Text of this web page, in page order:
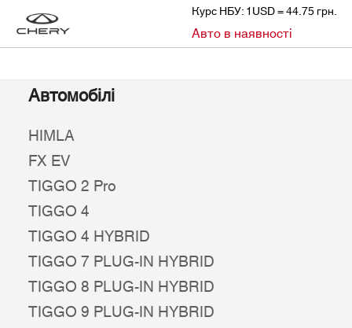
Курс НБУ: 1USD = 44.75 грн.
Авто в наявності
CHERY
Автомобілі
HIMLA
FX EV
TIGGO 2 Pro
TIGGO 4
TIGGO 4 HYBRID
TIGGO 7 PLUG-IN HYBRID
TIGGO 8 PLUG-IN HYBRID
TIGGO 9 PLUG-IN HYBRID